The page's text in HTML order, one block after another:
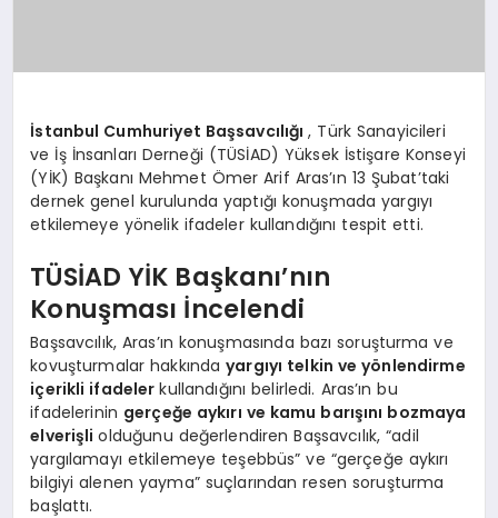
İstanbul Cumhuriyet Başsavcılığı, Türk Sanayicileri
ve İş İnsanları Derneği (TÜSİAD) Yüksek İstişare Konseyi
(YİK) Başkanı Mehmet Ömer Arif Aras’ın 13 Şubat’taki
dernek genel kurulunda yaptığı konuşmada yargıyı
etkilemeye yönelik ifadeler kullandığını tespit etti.
TÜSİAD YİK Başkanı’nın
Konuşması İncelendi
Başsavcılık, Aras’ın konuşmasında bazı soruşturma ve
kovuşturmalar hakkındayargıyı telkin ve yönlendirme
içerikli ifadelerkullandığını belirledi. Aras’ın bu
ifadelerinin gerçeğe aykırı ve kamu barışını bozmaya
elverişliolduğunu değerlendiren Başsavcılık, “adil
yargılamayı etkilemeye teşebbüs” ve “gerçeğe aykırı
bilgiyi alenen yayma” suçlarından resen soruşturma
başlattı.